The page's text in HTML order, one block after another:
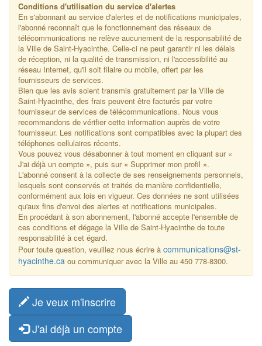
Conditions d'utilisation du service d'alertes
En s'abonnant au service d'alertes et de notifications municipales,
l'abonné reconnaît que le fonctionnement des réseaux de
télécommunications ne relève aucunement de la responsabilité de
la Ville de Saint-Hyacinthe. Celle-ci ne peut garantir ni les délais
de réception, ni la qualité de transmission, ni l'accessibilité au
réseau Internet, qu'il soit filaire ou mobile, offert par les
fournisseurs de services.
Bien que les avis soient transmis gratuitement par la Ville de
Saint-Hyacinthe, des frais peuvent être facturés par votre
fournisseur de services de télécommunications. Nous vous
recommandons de vérifier cette information auprès de votre
fournisseur. Les notifications sont compatibles avec la plupart des
téléphones cellulaires récents.
Vous pouvez vous désabonner à tout moment en cliquant sur «
J'ai déjà un compte », puis sur « Supprimer mon profil ».
L'abonné consent à la collecte de ses renseignements personnels,
lesquels sont conservés et traités de manière confidentielle,
conformément aux lois en vigueur. Ces données ne sont utilisées
qu'aux fins d'envoi des alertes et notifications municipales.
En procédant à son abonnement, l'abonné accepte l'ensemble de
ces conditions et dégage la Ville de Saint-Hyacinthe de toute
responsabilité à cet égard.
Pour toute question, veuillez nous écrire à communications@st-
hyacinthe.ca ou communiquer avec la Ville au 450 778-8300.
Je veux m'inscrire
J'ai déjà un compte